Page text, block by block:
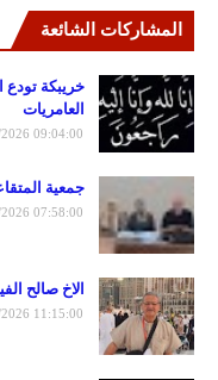
المشاركات الشائعة
خريبكة تودع
العامريات
8/05/2026
جمعية
8/08/2026
الاخ صالح
7/25/2026